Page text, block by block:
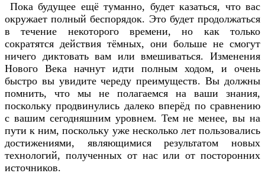
Пока будущее ещё туманно, будет казаться, что вас
окружает полный беспорядок. Это будет продолжаться
в течение некоторого времени, но как только
сократятся действия тёмных, они больше не смогут
ничего диктовать вам или вмешиваться. Изменения
Нового Века начнут идти полным ходом, и очень
быстро вы увидите череду преимуществ. Вы должны
помнить, что мы не полагаемся на ваши знания,
поскольку продвинулись далеко вперёд по сравнению
с вашим сегодняшним уровнем. Тем не менее, вы на
пути к ним, поскольку уже несколько лет пользовались
достижениями, являющимися результатом новых
технологий, полученных от нас или от посторонних
источников.